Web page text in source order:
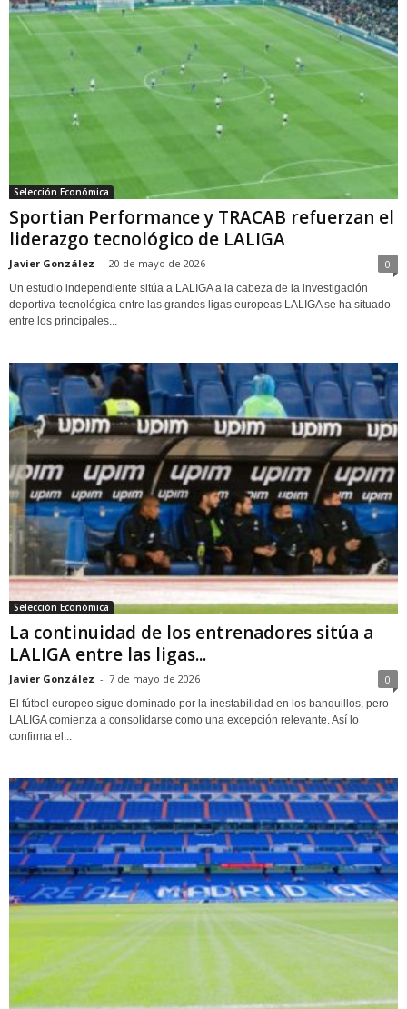
Selección Económica
Sportian Performance y TRACAB refuerzan el
liderazgo tecnológico de LALIGA
Javier González - 20 de mayo de 2026 0
Un estudio independiente sitúa a LALIGA a la cabeza de la investigación
deportiva-tecnológica entre las grandes ligas europeas LALIGA se ha situado
entre los principales...
Selección Económica
La continuidad de los entrenadores sitúa a
LALIGA entre las ligas...
Javier González - 7 de mayo de 2026 0
El fútbol europeo sigue dominado por la inestabilidad en los banquillos, pero
LALIGA comienza a consolidarse como una excepción relevante. Así lo
confirma el...